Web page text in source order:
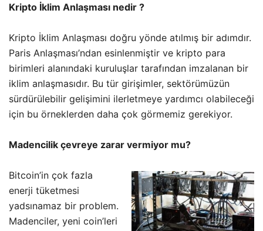
Kripto İklim Anlaşması nedir ?
Kripto İklim Anlaşması doğru yönde atılmış bir adımdır.
Paris Anlaşması’ndan esinlenmiştir ve kripto para
birimleri alanındaki kuruluşlar tarafından imzalanan bir
iklim anlaşmasıdır. Bu tür girişimler, sektörümüzün
sürdürülebilir gelişimini ilerletmeye yardımcı olabileceği
için bu örneklerden daha çok görmemiz gerekiyor.
Madencilik çevreye zarar vermiyor mu?
Bitcoin’in çok fazla
enerji tüketmesi
yadsınamaz bir problem.
Madenciler, yeni coin’leri